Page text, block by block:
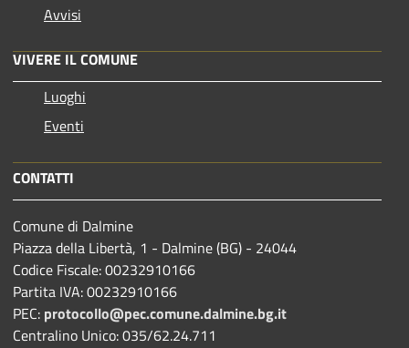
Avvisi
VIVERE IL COMUNE
Luoghi
Eventi
CONTATTI
Comune di Dalmine
Piazza della Libertà, 1 - Dalmine (BG) - 24044
Codice Fiscale: 00232910166
Partita IVA: 00232910166
PEC: protocollo@pec.comune.dalmine.bg.it
Centralino Unico: 035/62.24.711